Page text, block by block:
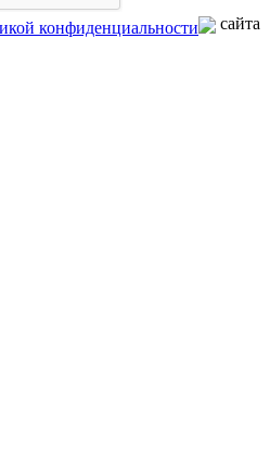
конфиденциальности сайта